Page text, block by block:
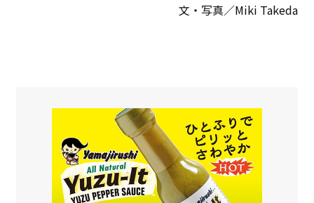
文・写真／Miki Takeda